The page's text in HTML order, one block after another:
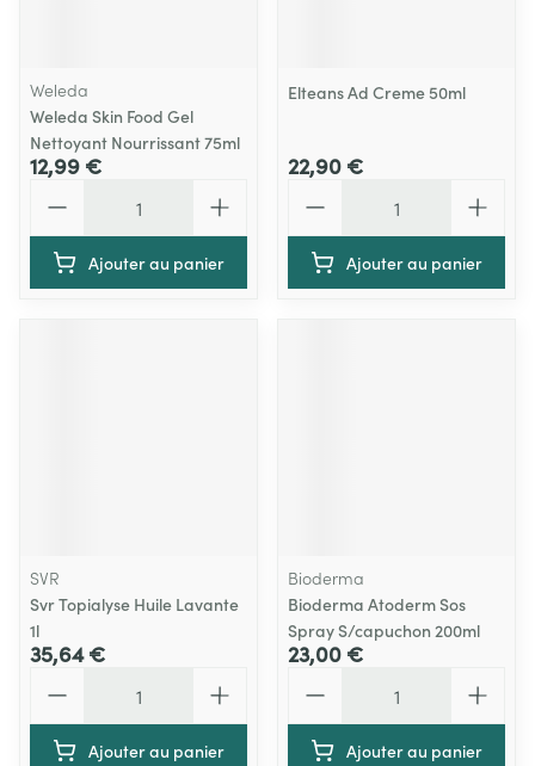
Weleda
Weleda Skin Food Gel
Nettoyant Nourrissant 75ml
12,99 €
Ajouter au panier
Elteans Ad Creme 50ml
22,90 €
Ajouter au panier
SVR
Svr Topialyse Huile Lavante
1l
35,64 €
Ajouter au panier
Bioderma
Bioderma Atoderm Sos
Spray S/capuchon 200ml
23,00 €
Ajouter au panier